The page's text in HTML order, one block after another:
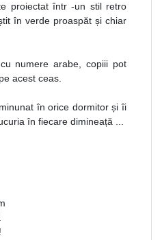
proiectat într -un stil retro
în verde proaspăt și chiar
numere arabe, copiii pot
acest ceas.
în orice dormitor și îi
în fiecare dimineață ...